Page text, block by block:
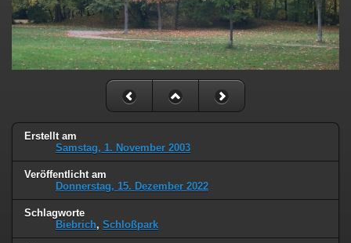
Erstellt am
Samstag, 1. November 2003
Veröffentlicht am
Donnerstag, 15. Dezember 2022
Schlagworte
Biebrich, Schloßpark